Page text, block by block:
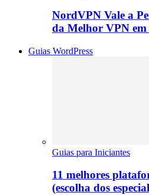
NordVPN Vale a
da Melhor VPN em
Guias WordPress
Guias para Iniciantes
11 melhores
(escolha dos